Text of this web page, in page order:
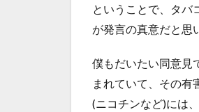
ということで、タバ
が発言の真意だと思
僕もだいたい同意見
まれていて、その有
(ニコチンなど)には